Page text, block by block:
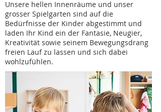
Unsere hellen Innenräume und unser
grosser Spielgarten sind auf die
Bedürfnisse der Kinder abgestimmt und
laden Ihr Kind ein der Fantasie, Neugier,
Kreativität sowie seinem Bewegungsdrang
freien Lauf zu lassen und sich dabei
wohlzufühlen.